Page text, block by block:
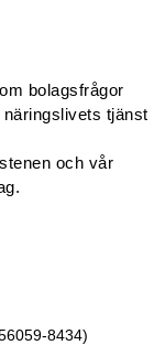
bolagsfrågor
tjänst
och vår
8434)